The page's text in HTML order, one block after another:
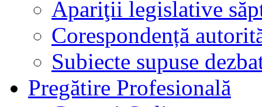
Apariţii legislative
Corespondență
Subiecte supuse
Pregătire Profesională